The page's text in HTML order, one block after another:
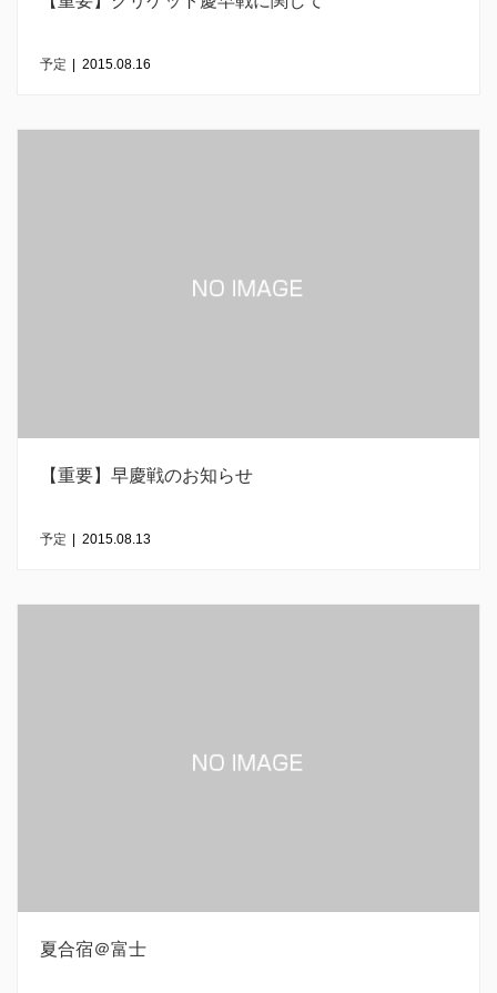
予定 2015.08.16
【重要】早慶戦のお知らせ
予定 2015.08.13
夏合宿＠富士